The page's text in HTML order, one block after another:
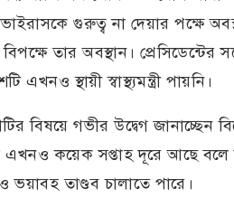
গুরুত্ব না দেয়ার পক্ষে
তার অবস্থান। প্রেসিডেন্টের
এখনও স্থায়ী স্বাস্থ্যমন্ত্রী পায়নি।
বিষয়ে গভীর উদ্বেগ জানাচ্ছেন
এখনও কয়েক সপ্তাহ দূরে আছে বলে
তাণ্ডব চালাতে পারে।